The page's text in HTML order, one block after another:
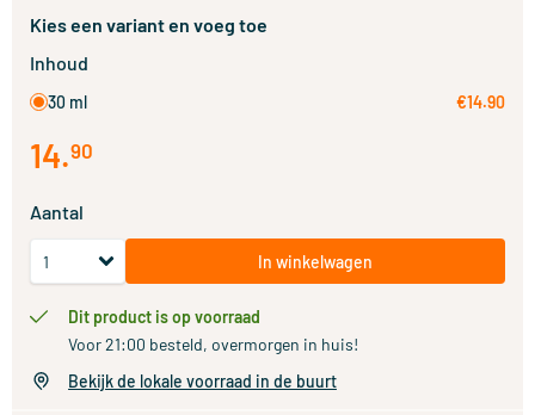
Kies een variant en voeg toe
Inhoud
30 ml €14.90
14.90
Aantal
In winkelwagen
Dit product is op voorraad
Voor 21:00 besteld, overmorgen in huis!
Bekijk de lokale voorraad in de buurt